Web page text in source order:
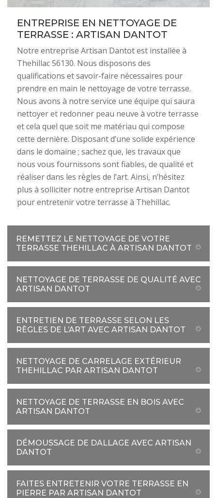
ENTREPRISE EN NETTOYAGE DE
TERRASSE : ARTISAN DANTOT
Notre entreprise Artisan Dantot est installée à
Thehillac 56130. Nous disposons des
qualifications et savoir-faire nécessaires pour
prendre en main le nettoyage de votre terrasse.
Nous avons à notre service une équipe qui saura
nettoyer et redonner peau neuve à votre terrasse
et cela quel que soit me matériau qui compose
cette dernière. Disposant d’une solide expérience
dans le domaine ; sachez que, les travaux que
nous vous fournissons sont fiables, de qualité et
réaliser dans les règles de l’art. Ainsi, n’hésitez
plus à solliciter notre entreprise Artisan Dantot
pour entretenir votre terrasse à Thehillac.
REMETTEZ LE NETTOYAGE DE VOTRE
TERRASSE THEHILLAC À ARTISAN DANTOT
NETTOYAGE DE TERRASSE DE QUALITÉ AVEC
ARTISAN DANTOT
ENTRETIEN DE TERRASSE SELON LES
RÈGLES DE L’ART AVEC ARTISAN DANTOT
NETTOYAGE DE CARRELAGE EXTÉRIEUR
THEHILLAC PAR ARTISAN DANTOT
NETTOYAGE DE TERRASSE EN BOIS AVEC
ARTISAN DANTOT
DÉMOUSSAGE DE DALLAGE AVEC ARTISAN
DANTOT
FAITES ENTRETENIR VOTRE TERRASSE EN
PIERRE PAR ARTISAN DANTOT